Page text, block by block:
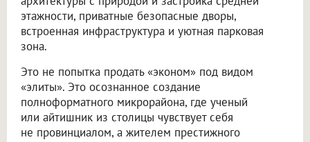
этажности, приватные безопасные дворы,
встроенная инфраструктура и уютная парковая
зона.
Это не попытка продать «эконом» под видом
«элиты». Это осознанное создание
полноформатного микрорайона, где ученый
или айтишник из столицы чувствует себя
не провинциалом, а жителем престижного